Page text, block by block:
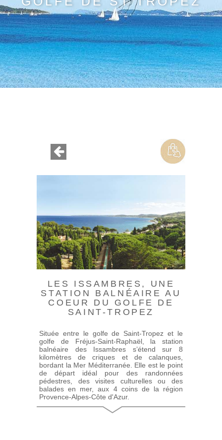
LES ISSAMBRES, UNE
STATION BALNÉAIRE AU
COEUR DU GOLFE DE
SAINT-TROPEZ
Située entre le golfe de Saint-Tropez et le
golfe de Fréjus-Saint-Raphaël, la station
balnéaire des Issambres s’étend sur 8
kilomètres de criques et de calanques,
bordant la Mer Méditerranée. Elle est le point
de départ idéal pour des randonnées
pédestres, des visites culturelles ou des
balades en mer, aux 4 coins de la région
Provence-Alpes-Côte d'Azur.